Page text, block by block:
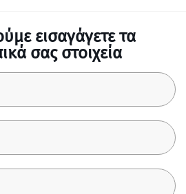
εισαγάγετε τα
σας στοιχεία